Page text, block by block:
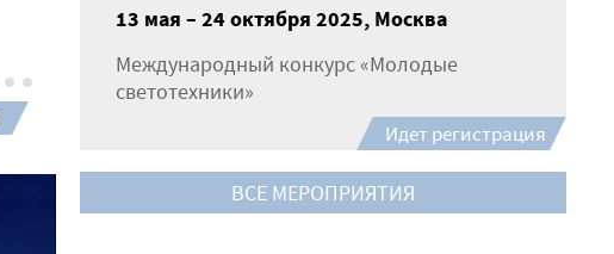
13 мая – 24 октября 2025, Москва
Международный конкурс «Молодые
светотехники»
Идет регистрация
ВСЕ МЕРОПРИЯТИЯ